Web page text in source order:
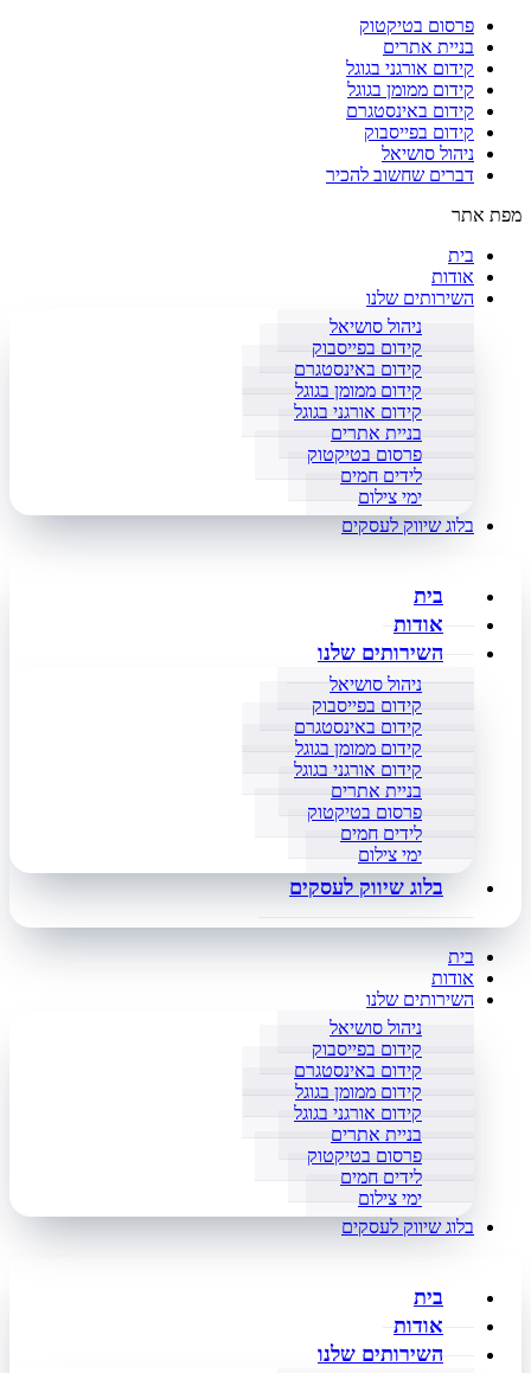
פרסום בטיקטוק
בניית אתרים
קידום אורגני בגוגל
קידום ממומן בגוגל
קידום באינסטגרם
קידום בפייסבוק
ניהול סושיאל
דברים שחשוב להכיר
מפת אתר
בית
אודות
השירותים שלנו
ניהול סושיאל
קידום בפייסבוק
קידום באינסטגרם
קידום ממומן בגוגל
קידום אורגני בגוגל
בניית אתרים
פרסום בטיקטוק
לידים חמים
ימי צילום
בלוג שיווק לעסקים
בית
אודות
השירותים שלנו
ניהול סושיאל
קידום בפייסבוק
קידום באינסטגרם
קידום ממומן בגוגל
קידום אורגני בגוגל
בניית אתרים
פרסום בטיקטוק
לידים חמים
ימי צילום
בלוג שיווק לעסקים
בית
אודות
השירותים שלנו
ניהול סושיאל
קידום בפייסבוק
קידום באינסטגרם
קידום ממומן בגוגל
קידום אורגני בגוגל
בניית אתרים
פרסום בטיקטוק
לידים חמים
ימי צילום
בלוג שיווק לעסקים
בית
אודות
השירותים שלנו